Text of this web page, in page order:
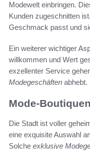
Modewelt einbringen.
Kunden zugeschnitten
Geschmack passt und
Ein weiterer wichtiger
willkommen und Wert
exzellenter Service
Modegeschäften abhebt.
Mode-
Die Stadt ist voller
eine exquisite Auswahl
Solche exklusive